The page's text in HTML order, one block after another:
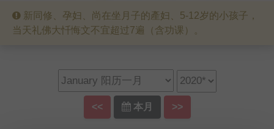
新同修、孕妇、尚在坐月子的產妇、5-12岁的小孩子，
当天礼佛大忏悔文不宜超过7遍（含功课）。
<< 本月 >>